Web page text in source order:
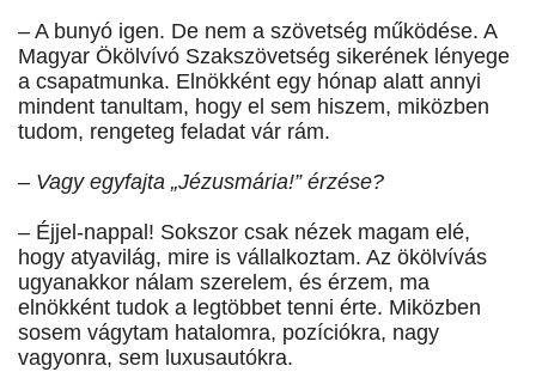
– A bunyó igen. De nem a szövetség működése. A
Magyar Ökölvívó Szakszövetség sikerének lényege
a csapatmunka. Elnökként egy hónap alatt annyi
mindent tanultam, hogy el sem hiszem, miközben
tudom, rengeteg feladat vár rám.
– Vagy egyfajta „Jézusmária!” érzése?
– Éjjel-nappal! Sokszor csak nézek magam elé,
hogy atyavilág, mire is vállalkoztam. Az ökölvívás
ugyanakkor nálam szerelem, és érzem, ma
elnökként tudok a legtöbbet tenni érte. Miközben
sosem vágytam hatalomra, pozíciókra, nagy
vagyonra, sem luxusautókra.